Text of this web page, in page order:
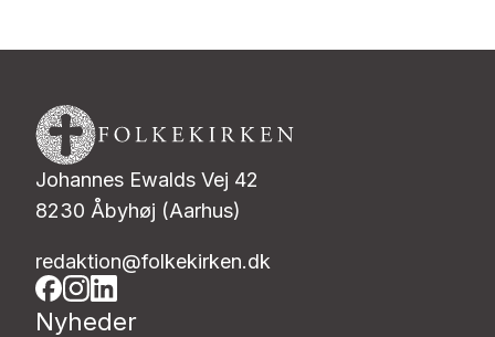
Johannes Ewalds Vej 42
8230 Åbyhøj (Aarhus)
redaktion@folkekirken.dk
Nyheder